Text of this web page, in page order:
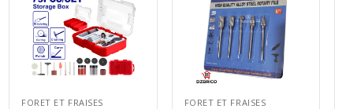
FORET ET FRAISES FORET ET FRAISES